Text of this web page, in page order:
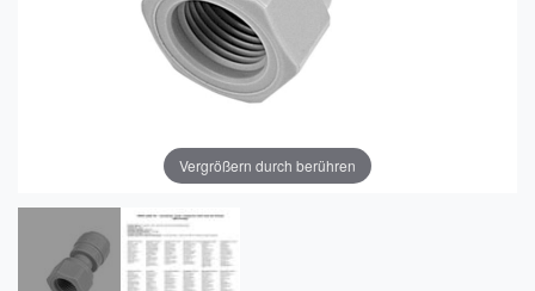
Vergrößern durch berühren